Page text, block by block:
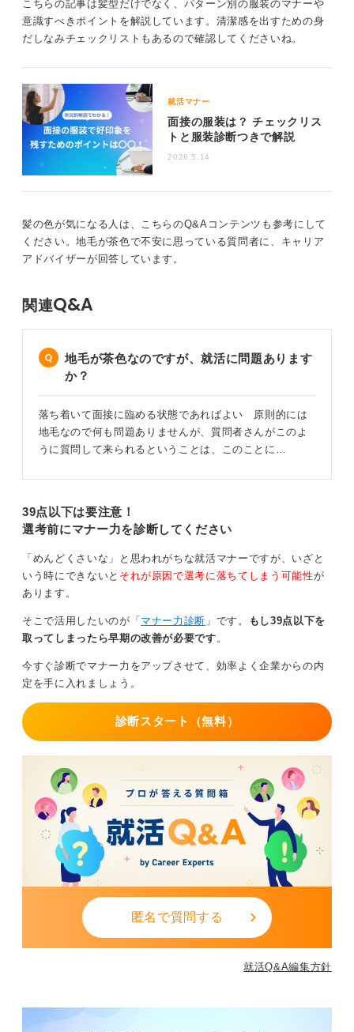
癖毛の人は髪が跳ねてしまって、マイナスな印象を与え
ることもあります。ブローをしっかりとおこなってスタ
イリング剤などでまとめてスッキリした印象を与えるよ
またショートカットは、髪が中途半端に伸びるとだらし
く見えることがあるので、長さにも注意が必要ですよ。
0
こちらの記事は髪型だけでなく、パターン別の服装のマナーや
意識すべきポイントを解説しています。清潔感を出すための身
だしなみチェックリストもあるので確認してくださいね。
就活マナー
面接の服装は？ チェックリス
トと服装診断つきで解説
2026.5.14
髪の色が気になる人は、こちらのQ&Aコンテンツも参考にして
ください。地毛が茶色で不安に思っている質問者に、キャリア
アドバイザーが回答しています。
関連Q&A
地毛が茶色なのですが、就活に問題あります
か？
落ち着いて面接に臨める状態であればよい 原則的には
地毛なので何も問題ありませんが、質問者さんがこのよ
うに質問して来られるということは、このことに…
39点以下は要注意！
選考前にマナー力を診断してください
「めんどくさいな」と思われがちな就活マナーですが、いざと
いう時にできないと それが原因で選考に落ちてしまう可能性が
あります。
そこで活用したいのが「 マナー力診断 」です。
もし39点以下を
取ってしまったら早期の改善が必要です。
今すぐ診断でマナー力をアップさせて、効率よく企業からの内
定を手に入れましょう。
診断スタート（無料）
匿名で質問する
就活Q&A編集方針